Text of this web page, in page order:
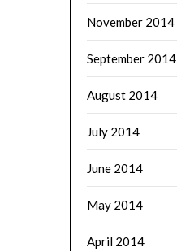
November 2014
September 2014
August 2014
July 2014
June 2014
May 2014
April 2014